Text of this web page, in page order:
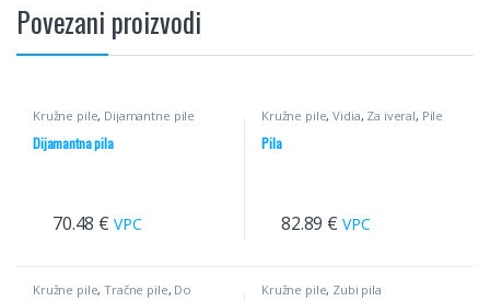
Povezani proizvodi
Kružne pile, Dijamantne pile
Dijamantna pila
70.48 € VPC
Kružne pile,Vidia, Za iveral, Pile
Pila
82.89 € VPC
Kružne pile,Tračne pile, Do Kružne pile, Zubi pila